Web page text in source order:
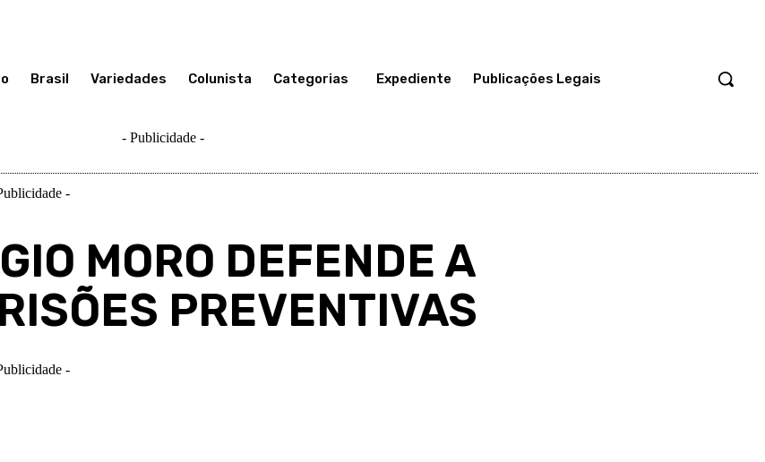
Brasil Variedades Colunista Categorias Expediente Publicações Legais
- Publicidade -
-
MORO DEFENDE A
PREVENTIVAS
-